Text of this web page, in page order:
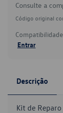
Consulte a
Código original
Entrar
Descrição
Kit de